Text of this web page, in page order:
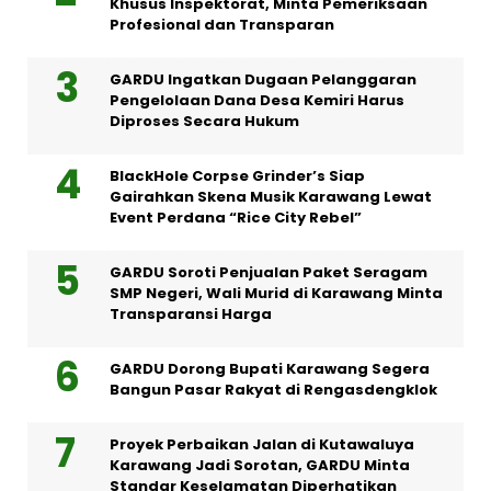
Profesional dan Transparan
GARDU Ingatkan Dugaan Pelanggaran
Pengelolaan Dana Desa Kemiri Harus
Diproses Secara Hukum
BlackHole Corpse Grinder’s Siap
Gairahkan Skena Musik Karawang Lewat
Event Perdana “Rice City Rebel”
GARDU Soroti Penjualan Paket Seragam
SMP Negeri, Wali Murid di Karawang Minta
Transparansi Harga
GARDU Dorong Bupati Karawang Segera
Bangun Pasar Rakyat di Rengasdengklok
Proyek Perbaikan Jalan di Kutawaluya
Karawang Jadi Sorotan, GARDU Minta
Standar Keselamatan Diperhatikan